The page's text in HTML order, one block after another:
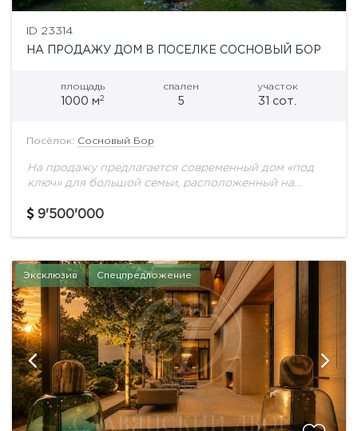
ID 23314
НА ПРОДАЖУ ДОМ В ПОСЕЛКЕ СОСНОВЫЙ БОР
площадь
1000 м2
спален
5
участок
31 сот.
Посёлок: Сосновый Бор
На продажу предлагается современный дом «под
ключ» для большой семьи, расположенный на
бор» — одном из лучших поселков Николиной
9'500'000
Эксклюзив Спецпредложение